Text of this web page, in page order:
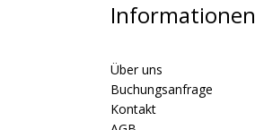
Informationen
Über uns
Buchungsanfrage
Kontakt